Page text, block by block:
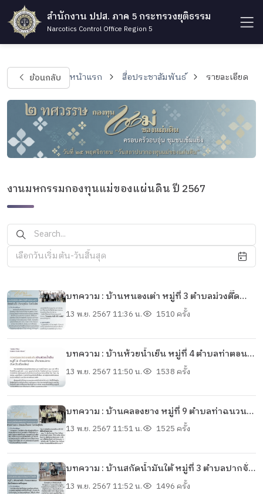
สำนักงาน ปปส. ภาค 5 กระทรวงยุติธรรม
Narcotics Control Office Region 5
ย้อนกลับ หน้าแรก สื่อประชาสัมพันธ์ รายละเอียด
งานมหกรรมกองทุนแม่ของแผ่นดิน ปี 2567
เลือกวันเริ่มต้น-วันสิ้นสุด
บทความ : บ้านหนองเต่า หมู่ที่ 3 ตำบลม่วงตึ๊ด
อำเภอภูเพียง จังหวัดน่าน
13 พ.ย. 2567 11:36 น. 1510 ครั้ง
บทความ : บ้านห้วยน้ำเย็น หมู่ที่ 4 ตำบลท่าตอน
อำเภอแม่อาย จังหวัดเชียงใหม่
13 พ.ย. 2567 11:50 น. 1538 ครั้ง
บทความ : บ้านคลองยาง หมู่ที่ 9 ตำบลท่าฉนวน
อำเภอกงไกรลาศ จังหวัดสุโขทัย
13 พ.ย. 2567 11:51 น. 1525 ครั้ง
บทความ : บ้านสกัดน้ำมันใต้ หมู่ที่ 3 ตำบลปากจั่น
อำเภอนครหลวง จังหวัดพระนครศรีอยุธยา
13 พ.ย. 2567 11:52 น. 1496 ครั้ง